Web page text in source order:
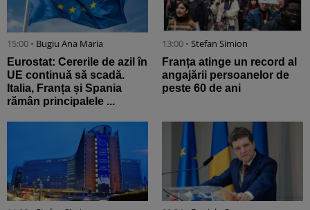
15:00 • Bugiu ⁠Ana Maria
Eurostat: Cererile de azil în
UE continuă să scadă.
Italia, Franța și Spania
rămân principalele ...
13:00 • Stefan Simion
Franța atinge un record al
angajării persoanelor de
peste 60 de ani